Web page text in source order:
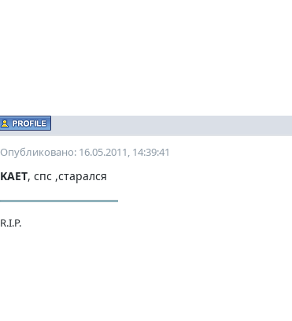
Опубликовано: 16.05.2011, 14:39:41
KAET, спс ,старался
R.I.P.